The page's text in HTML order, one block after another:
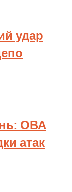
удар
ОВА
атак